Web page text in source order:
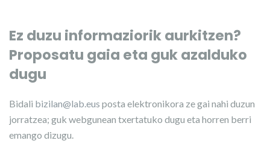
Ez duzu informaziorik aurkitzen?
Proposatu gaia eta guk azalduko
dugu
Bidali bizilan@lab.eus posta elektronikora ze gai nahi duzun
jorratzea; guk webgunean txertatuko dugu eta horren berri
emango dizugu.